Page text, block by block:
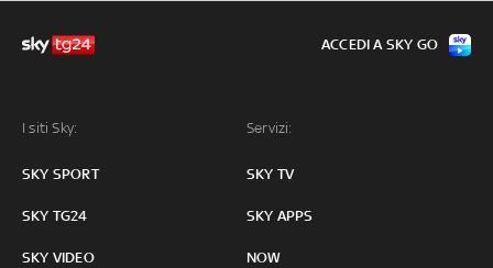
I siti Sky:
SKY SPORT
SKY TG24
SKY VIDEO
Servizi:
SKY TV
SKY APPS
NOW
ACCEDI A SKY GO